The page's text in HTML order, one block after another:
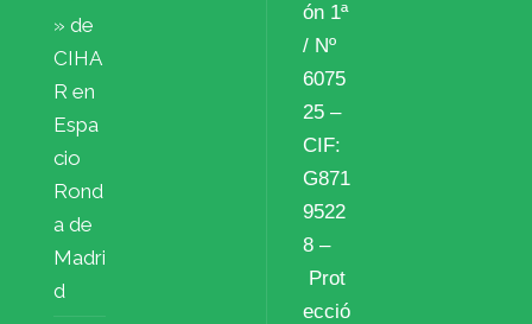
» de
CIHA
R en
Espa
cio
Rond
a de
Madri
d
ón 1ª
/ Nº
6075
25 –
CIF:
G871
9522
8 –
Prot
ecció